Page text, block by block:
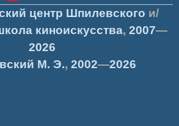
центр Шпилевского и/
киноискусства, 2007—
2026
М. Э., 2002—2026